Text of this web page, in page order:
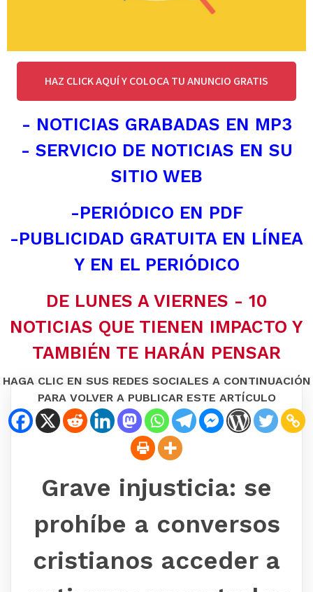
HAZ CLICK AQUÍ Y COLOCA TU ANUNCIO GRATIS
- NOTICIAS GRABADAS EN MP3
- SERVICIO DE NOTICIAS EN SU
SITIO WEB
-PERIÓDICO EN PDF
-PUBLICIDAD GRATUITA EN LÍNEA
Y EN EL PERIÓDICO
DE LUNES A VIERNES - 10
NOTICIAS QUE TIENEN IMPACTO Y
TAMBIÉN TE HARÁN PENSAR
HAGA CLIC EN SUS REDES SOCIALES A CONTINUACIÓN
PARA VOLVER A PUBLICAR ESTE ARTÍCULO
Grave injusticia: se
prohíbe a conversos
cristianos acceder a